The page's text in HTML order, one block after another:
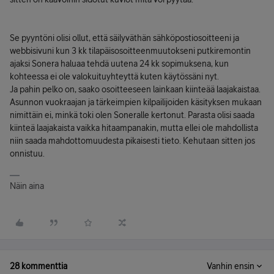
Se pyyntöni olisi ollut, että säilyväthän sähköpostiosoitteeni ja
webbisivuni kun 3 kk tilapäisosoitteenmuutokseni putkiremontin
ajaksi Sonera haluaa tehdä uutena 24 kk sopimuksena, kun
kohteessa ei ole valokuituyhteyttä kuten käytössäni nyt.
Ja pahin pelko on, saako osoitteeseen lainkaan kiinteää laajakaistaa.
Asunnon vuokraajan ja tärkeimpien kilpailijoiden käsityksen mukaan
nimittäin ei, minkä toki olen Soneralle kertonut. Parasta olisi saada
kiinteä laajakaista vaikka hitaampanakin, mutta ellei ole mahdollista
niin saada mahdottomuudesta pikaisesti tieto. Kehutaan sitten jos
onnistuu.
Näin aina
28 kommenttia Vanhin ensin